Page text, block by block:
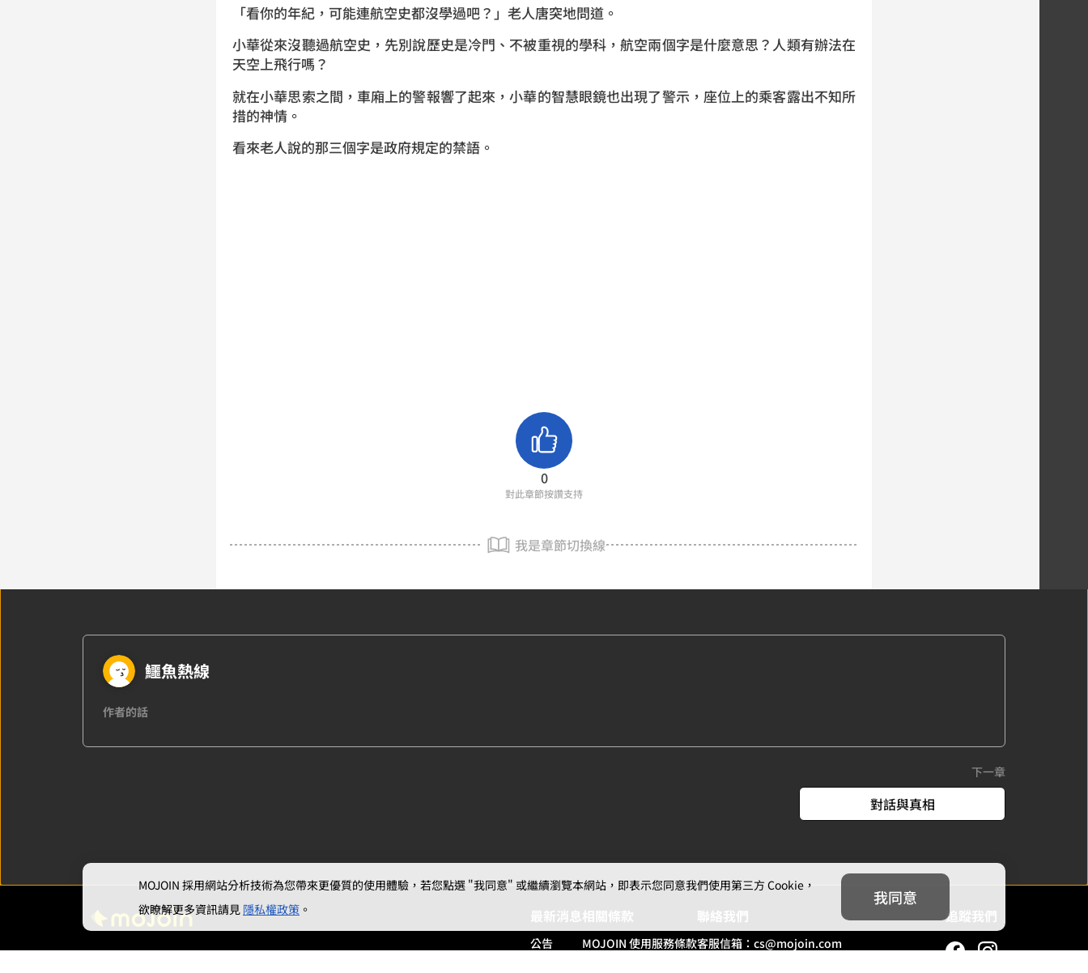
「看你的年紀，可能連航空史都沒學過吧？」老人唐突地問道。
小華從來沒聽過航空史，先別說歷史是冷門、不被重視的學科，航空兩個字是什麼意思？人類有辦法在
天空上飛行嗎？
就在小華思索之間，車廂上的警報響了起來，小華的智慧眼鏡也出現了警示，座位上的乘客露出不知所
措的神情。
看來老人說的那三個字是政府規定的禁語。
0
對此章節按讚支持
我是章節切換線
鱷魚熱線
作者的話
下一章
對話與真相
最新消息
公告
相關條款
MOJOIN 使用服務條款
聯絡我們
客服信箱： cs@mojoin.com
追蹤我們
MOJOIN 採用網站分析技術為您帶來更優質的使用體驗，若您點選 "我同意" 或繼續瀏覽本網站，即表示您同意我們使用第三方 Cookie，
欲瞭解更多資訊請見 隱私權政策 。
我同意